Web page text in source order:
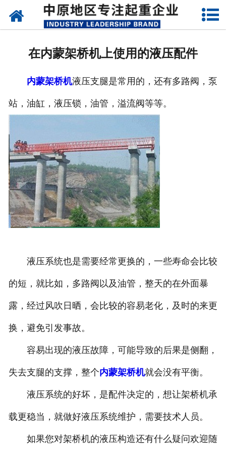
网站首页
资质荣誉
企业视频
成功案例
联系我们
在内蒙架桥机上使用的液压配件
内蒙架桥机液压支腿是常用的，还有多路阀，泵
站，油缸，液压锁，油管，溢流阀等等。
液压系统也是需要经常更换的，一些寿命会比较
的短，就比如，多路阀以及油管，整天的在外面暴
露，经过风吹日晒，会比较的容易老化，及时的来更
换，避免引发事故。
容易出现的液压故障，可能导致的后果是侧翻，
失去支腿的支撑，整个内蒙架桥机就会没有平衡。
液压系统的好坏，是配件决定的，想让架桥机承
载更稳当，就做好液压系统维护，需要技术人员。
如果您对架桥机的液压构造还有什么疑问欢迎随